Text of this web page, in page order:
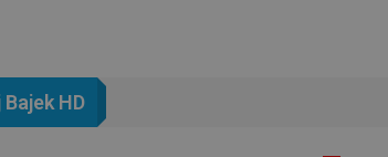
HD